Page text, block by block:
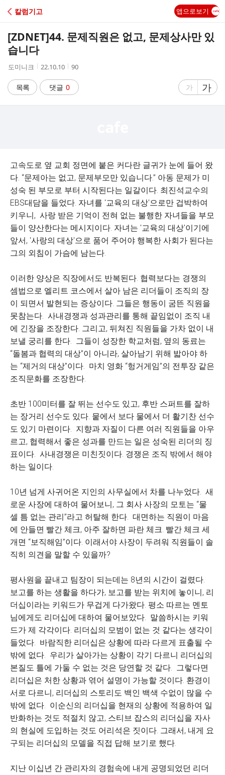
C
A
칼럼기고 앱으로보기
[ZDNET]44. 문제직원은 없고, 문제상사만 있
습니다
작
자
도미니크
작
시
간
22.10.10
조
수
90
목록 댓글 0
글
게
가
글
자
게
가
고속도로 옆 교회 정면에 붙은 커다란 글귀가 눈에 들어 왔
다. “문제아는 없고, 문제부모만 있습니다.” 아동 문제가 미
성숙 된 부모로 부터 시작된다는 일갈이다. 최진석교수의
EBS대담을 들었다. 자녀를 '교육의 대상'으로만 겁박하여
키우니, 사랑 받은 기억이 전혀 없는 불행한 자녀들을 부모
들이 양산한다는 메시지이다. 자녀는 '교육의 대상'이기에
앞서, '사랑의 대상'으로 품어 주어야 행복한 사회가 된다는
그의 외침이 가슴에 남는다.
이러한 양상은 직장에서도 반복된다. 협력보다는 경쟁의
셈법으로 엘리트 코스에서 살아 남은 리더들이 조직의 장
이 되면서 발현되는 증상이다. 그들은 행동이 굼뜬 직원을
못참는다. 사내경쟁과 성과관리를 통해 끝임없이 조직 내
에 긴장을 조장한다. 그리고, 뒤쳐진 직원들을 가차 없이 내
보낼 궁리를 한다. 그들이 성장한 학교처럼, 옆의 동료는
“돌봄과 협력의 대상”이 아니라, 살아남기 위해 밟아야 하
는 “제거의 대상”이다. 마치 영화 “헝거게임”의 전투장 같은
조직문화를 조장한다.
초반 100미터를 잘 뛰는 선수도 있고, 후반 스퍼트를 잘하
는 장거리 선수도 있다. 뭍에서 보다 물에서 더 활기찬 선수
도 있기 마련이다. 지향과 자질이 다른 여러 직원들을 아우
르고, 협력해서 좋은 성과를 만드는 일은 성숙된 리더의 징
표이다. 사내경쟁은 미친짓이다. 경쟁은 조직 밖에서 해야
하는 일이다.
10년 넘게 사귀어온 지인의 사무실에서 차를 나누었다. 새
로운 사장에 대하여 물어보니, 그 회사 사장의 모토는 “물
셀 틈 없는 관리”라고 허탈해 한다. 대면하는 직원이 마음
에 안들면 빨간 체크, 아주 잘하면 파란 체크. 빨간 체크 세
개면 “보직해임”이다. 이래서야 사장이 두려워 직원들이 솔
직히 의견을 말할 수 있을까?
평사원을 끝내고 팀장이 되는데는 8년의 시간이 걸렸다.
보고를 하는 생활을 하다가, 보고를 받는 위치에 놓이니, 리
더십이라는 키워드가 무겁게 다가왔다. 평소 따르는 멘토
님에게도 리더십에 대하여 물어보았다. 말씀하시는 키워
드가 제 각각이다. 리더십의 모범이 없는 것 같다는 생각이
들었다. 바람직한 리더십은 상황에 따라 다르게 표출될 수
밖에 없다. 우리가 살아가는 상황이 각기 다르니 리더십의
본질도 틀에 가둘 수 없는 것은 당연할 것 같다. 그렇다면
리더십은 처한 상황과 엮어 설명이 가능할 것이다. 환경이
서로 다르니, 리더십의 스토리도 백인 백색 수없이 많을 수
밖에 없다. 이순신의 리더십을 현재의 상황에 적용하여 일
반화하는 것도 적절치 않고, 스티브 잡스의 리더십을 자사
의 현실에 도입하는 것도 어리석은 짓이다. 그래서, 내게 요
구되는 리더십의 모델을 직접 답해 보기로 했다.
지난 이십년 간 관리자의 경험속에 내게 공명되었던 리더